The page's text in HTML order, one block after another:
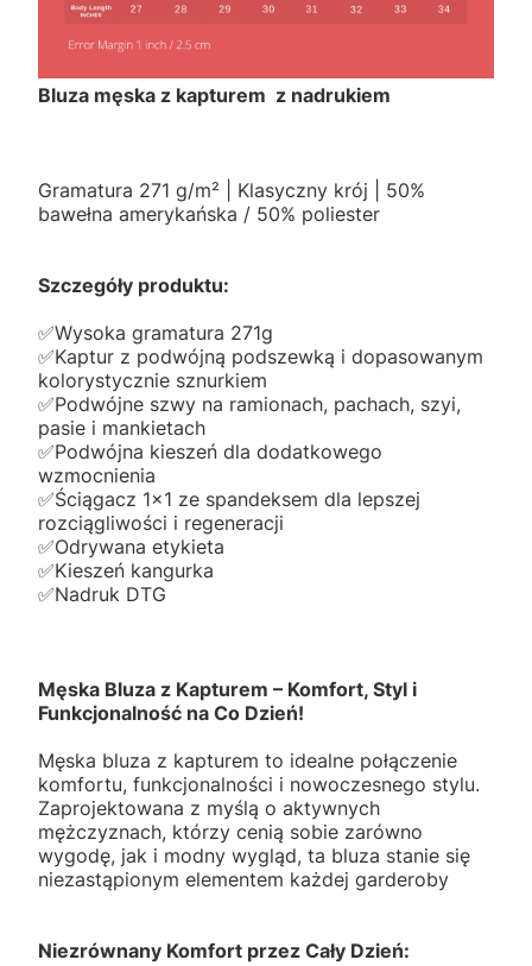
Bluza męska z kapturem z nadrukiem
Gramatura 271 g/m² | Klasyczny krój | 50%
bawełna amerykańska / 50% poliester
Szczegóły produktu:
✅️Wysoka gramatura 271g
✅️Kaptur z podwójną podszewką i dopasowanym
kolorystycznie sznurkiem
✅️Podwójne szwy na ramionach, pachach, szyi,
pasie i mankietach
✅️Podwójna kieszeń dla dodatkowego
wzmocnienia
✅️Ściągacz 1x1 ze spandeksem dla lepszej
rozciągliwości i regeneracji
✅️Odrywana etykieta
✅️Kieszeń kangurka
✅️Nadruk DTG
Męska Bluza z Kapturem – Komfort, Styl i
Funkcjonalność na Co Dzień!
Męska bluza z kapturem to idealne połączenie
komfortu, funkcjonalności i nowoczesnego stylu.
Zaprojektowana z myślą o aktywnych
mężczyznach, którzy cenią sobie zarówno
wygodę, jak i modny wygląd, ta bluza stanie się
niezastąpionym elementem każdej garderoby
Niezrównany Komfort przez Cały Dzień: